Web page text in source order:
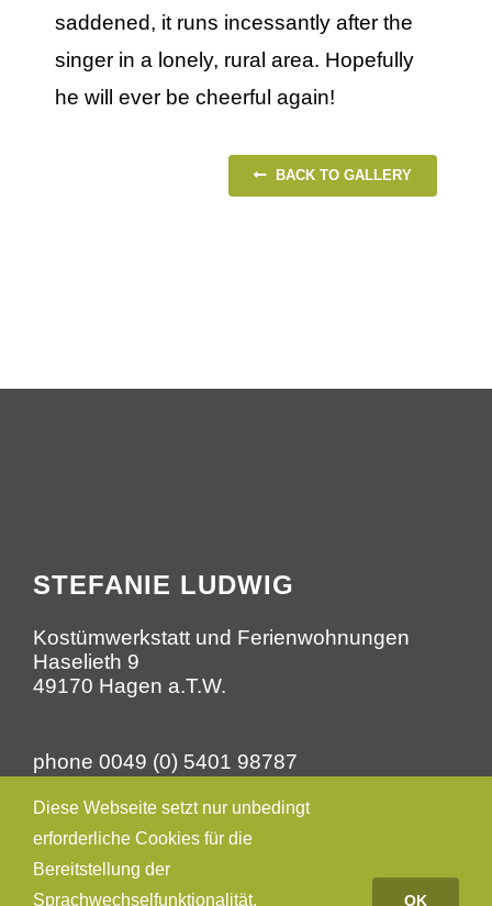
saddened, it runs incessantly after the
singer in a lonely, rural area. Hopefully
he will ever be cheerful again!
BACK TO GALLERY
STEFANIE LUDWIG
Kostümwerkstatt und Ferienwohnungen
Haselieth 9
49170 Hagen a.T.W.
phone 0049 (0) 5401 98787
mail werkstatt@stefanieludwig.de
Diese Webseite setzt nur unbedingt
erforderliche Cookies für die
Bereitstellung der
Sprachwechselfunktionalität.
OK